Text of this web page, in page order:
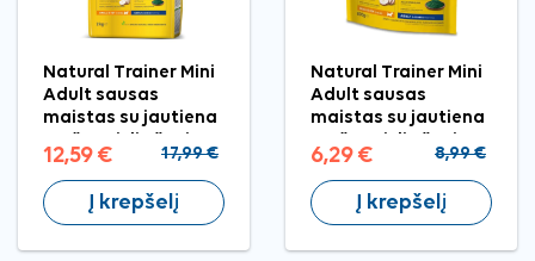
Natural Trainer Mini
Adult sausas
maistas su jautiena
2 kg
12,59 € 17,99 €
Į krepšelį
Natural Trainer Mini
Adult sausas
maistas su jautiena
800 g
6,29 € 8,99 €
Į krepšelį